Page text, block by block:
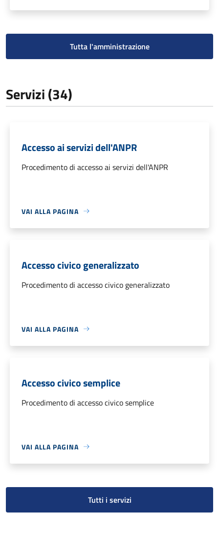
Tutta l'amministrazione
Servizi (34)
Accesso ai servizi dell'ANPR
Procedimento di accesso ai servizi dell'ANPR
VAI ALLA PAGINA
Accesso civico generalizzato
Procedimento di accesso civico generalizzato
VAI ALLA PAGINA
Accesso civico semplice
Procedimento di accesso civico semplice
VAI ALLA PAGINA
Tutti i servizi